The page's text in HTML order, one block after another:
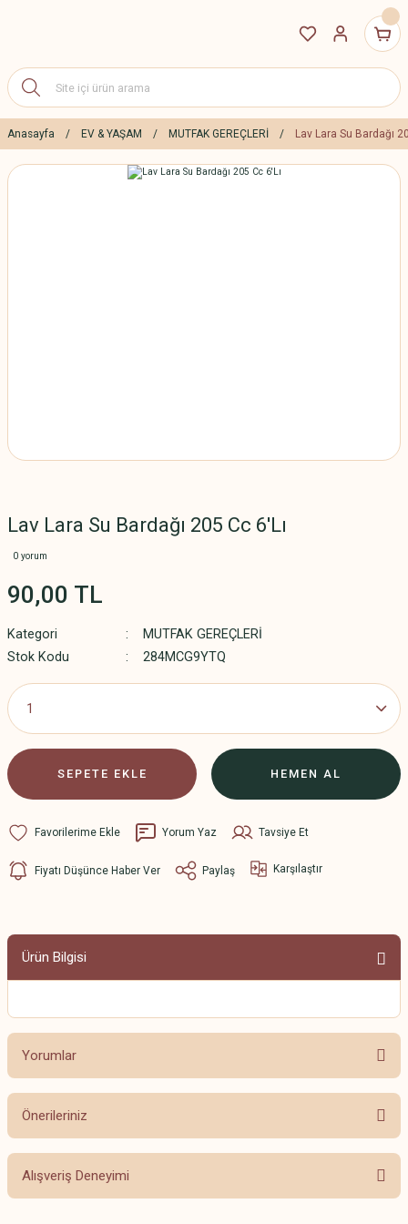
Anasayfa EV & YAŞAM MUTFAK GEREÇLERİ Lav Lara Su Bardağı
Lav Lara Su Bardağı 205 Cc 6'Lı
0 yorum
90,00 TL
Kategori
MUTFAK GEREÇLERİ
Stok Kodu
284MCG9YTQ
SEPETE EKLE HEMEN AL
Yorum Yaz Tavsiye Et
Fiyatı Düşünce Haber Ver Paylaş Karşılaştır
Ürün Bilgisi
Yorumlar
Bu ürüne ilk yorumu siz yapın!
Önerileriniz
Bu ürünün fiyat bilgisi, resim, ürün açıklamalarında ve diğer konularda
yetersiz gördüğünüz noktaları öneri formunu kullanarak tarafımıza
iletebilirsiniz.
Alışveriş Deneyimi